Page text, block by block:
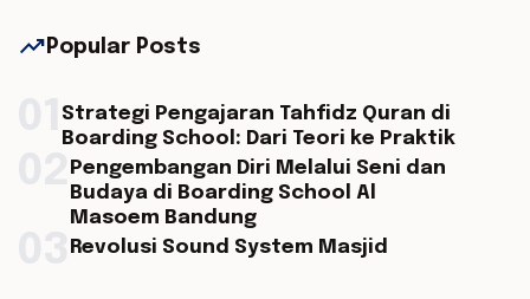
trending_up Popular Posts
Strategi Pengajaran Tahfidz Quran di
Boarding School: Dari Teori ke Praktik
Pengembangan Diri Melalui Seni dan
Budaya di Boarding School Al
Masoem Bandung
Revolusi Sound System Masjid